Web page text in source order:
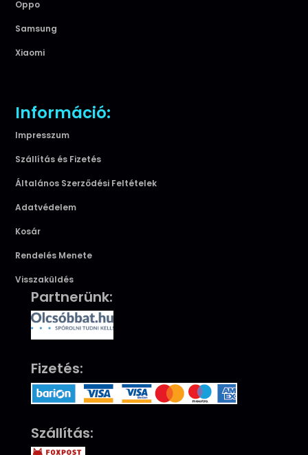
Oppo
Samsung
Xiaomi
Információ:
Impresszum
Szállítás és Fizetés
Általános Szerződési Feltételek
Adatvédelem
Kosár
Rendelés Menete
Visszaküldés
Partnerünk:
Fizetés:
Szállítás: